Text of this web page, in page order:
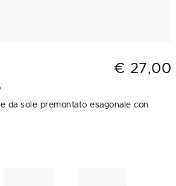
€ 27,00
da sole premontato esagonale con